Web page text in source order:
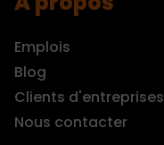
Emplois
Blog
Clients d'entreprises
Nous contacter